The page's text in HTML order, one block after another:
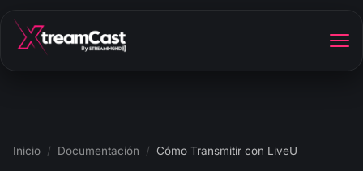
Inicio / Documentación / Cómo Transmitir con LiveU